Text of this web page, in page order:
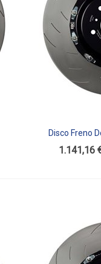
Añadir Al
Disco Freno
1.141,16